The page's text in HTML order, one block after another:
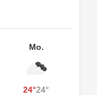
Mo.
24°24°